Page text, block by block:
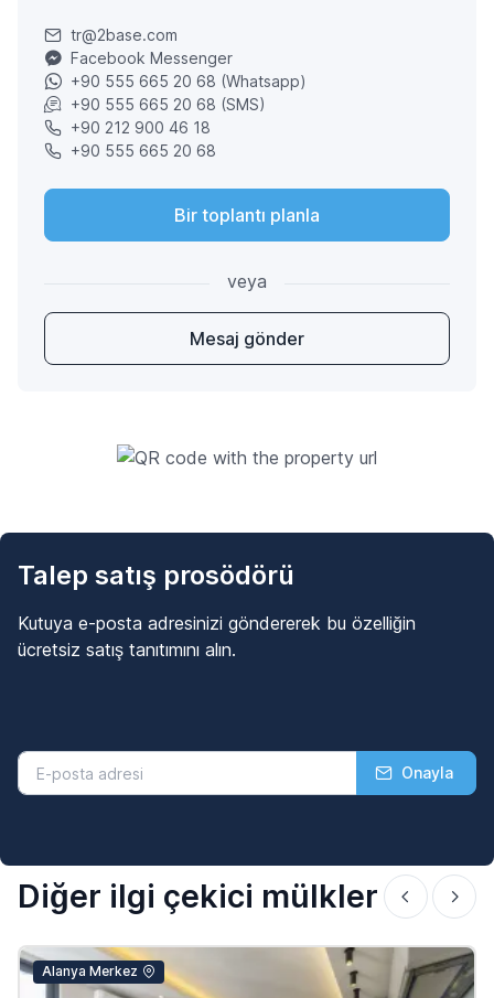
tr@2base.com
Facebook Messenger
+90 555 665 20 68 (Whatsapp)
+90 555 665 20 68 (SMS)
+90 212 900 46 18
+90 555 665 20 68
Bir toplantı planla
veya
Mesaj gönder
Talep satış prosödörü
Kutuya e-posta adresinizi göndererek bu özelliğin
ücretsiz satış tanıtımını alın.
Onayla
Diğer ilgi çekici mülkler
Alanya Merkez